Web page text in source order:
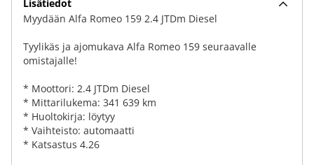
Lisätiedot
Myydään Alfa Romeo 159 2.4 JTDm Diesel
Tyylikäs ja ajomukava Alfa Romeo 159 seuraavalle
omistajalle!
* Moottori: 2.4 JTDm Diesel
* Mittarilukema: 341 639 km
* Huoltokirja: löytyy
* Vaihteisto: automaatti
* Katsastus 4.26